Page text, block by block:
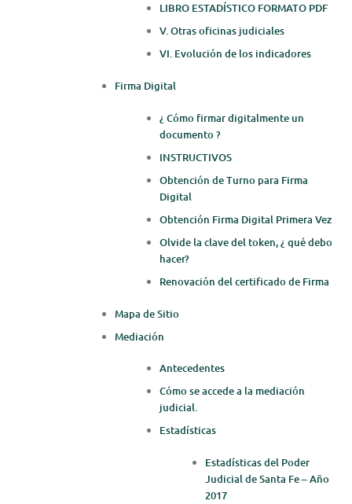
LIBRO ESTADÍSTICO FORMATO PDF
V. Otras oficinas judiciales
VI. Evolución de los indicadores
Firma Digital
¿ Cómo firmar digitalmente un
documento ?
INSTRUCTIVOS
Obtención de Turno para Firma
Digital
Obtención Firma Digital Primera Vez
Olvide la clave del token, ¿ qué debo
hacer?
Renovación del certificado de Firma
Mapa de Sitio
Mediación
Antecedentes
Cómo se accede a la mediación
judicial.
Estadísticas
Estadísticas del Poder
Judicial de Santa Fe – Año
2017